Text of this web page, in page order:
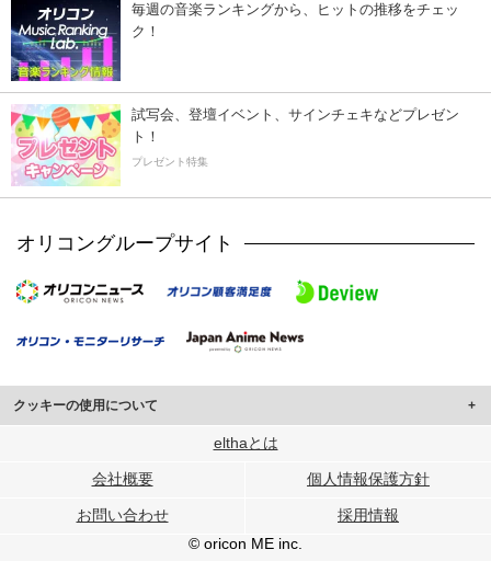
毎週の音楽ランキングから、ヒットの推移をチェッ
ク！
試写会、登壇イベント、サインチェキなどプレゼン
ト！
プレゼント特集
オリコングループサイト
クッキーの使用について
このサイトでは Cookie を使用して、ユーザーに合わせたコンテンツや広告の
行っています。
メディアや広告配信、データ解析の各パートナーに提供しています。
各パートナーは、この情報とユーザーが各パートナーに提供した他の情報や、
ユーザーが各パートナーのサービスを使用したときに収集した他の情報を組み
elthaとは
会社概要 個人情報保護方針
お問い合わせ
採用情報
© oricon ME inc.